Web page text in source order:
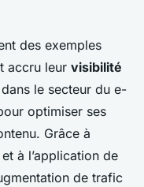
des exemples
accru leur visibilité
le secteur du e-
optimiser ses
Grâce à
à l’application de
de trafic